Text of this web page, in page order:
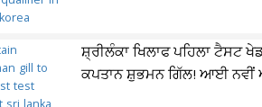
ਸ਼੍ਰੀਲੰਕਾ ਖਿਲਾਫ ਪਹਿਲਾ ਟੈਸਟ
ਕਪਤਾਨ ਸ਼ੁਭਮਨ ਗਿੱਲ! ਆਈ ਨਵੀਂ